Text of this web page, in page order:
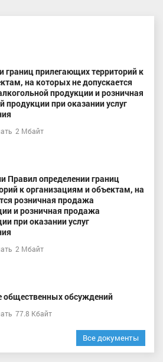
прилегающих территорий к
на которых не допускается
продукции и розничная
продукции при оказании услуг
2 Мбайт
Правил определении границ
к организациям и объектам, на
розничная продажа
и розничная продажа
при оказании услуг
2 Мбайт
общественных обсуждений
77.8 Кбайт
Все документы